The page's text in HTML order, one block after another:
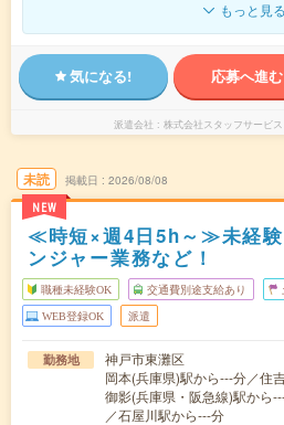
もっと見る
気になる! 応募へ進む
派遣会社 株式会社スタッフサービ
未読
NEW
掲載日 2026/08/08
≪時短×週4日5h～≫未経験
ンジャー業務など！
職種未経験OK 交通費別途支給あり
WEB登録OK 派遣
勤務地
神戸市東灘区
岡本(兵庫県)駅から---分／住
御影(兵庫県・阪急線)駅から
／石屋川駅から---分